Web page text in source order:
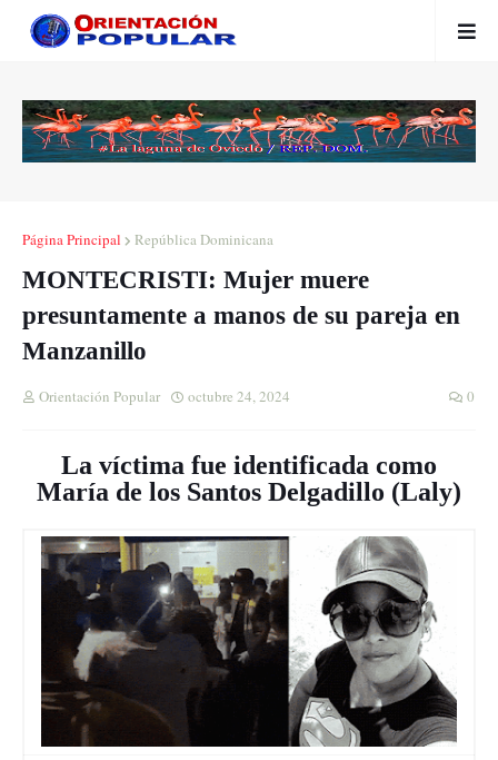
Página Principal República Dominicana
MONTECRISTI: Mujer muere
presuntamente a manos de su pareja en
Manzanillo
Orientación Popular octubre 24, 2024 0
La víctima fue identificada como
María de los Santos Delgadillo (Laly)